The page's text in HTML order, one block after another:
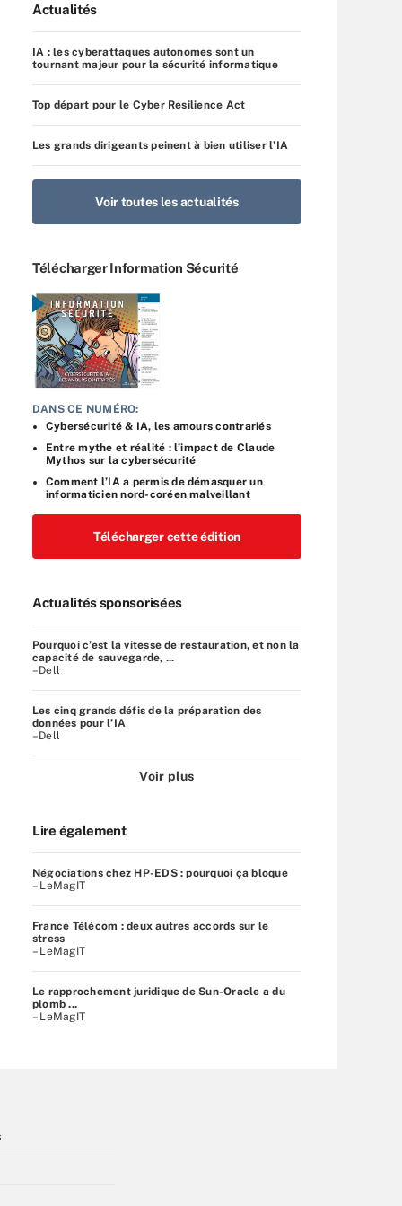
Actualités
IA : les cyberattaques autonomes sont un
tournant majeur pour la sécurité informatique
Top départ pour le Cyber Resilience Act
Les grands dirigeants peinent à bien utiliser l’IA
Voir toutes les actualités
Télécharger Information Sécurité
DANS CE NUMÉRO:
Cybersécurité & IA, les amours contrariés
Entre mythe et réalité : l’impact de Claude
Mythos sur la cybersécurité
Comment l’IA a permis de démasquer un
informaticien nord-coréen malveillant
Télécharger cette édition
Actualités sponsorisées
Pourquoi c’est la vitesse de restauration, et non la
capacité de sauvegarde, ...
–Dell
Les cinq grands défis de la préparation des
données pour l’IA
–Dell
Voir plus
Lire également
Négociations chez HP-EDS : pourquoi ça bloque
– LeMagIT
France Télécom : deux autres accords sur le
stress
– LeMagIT
Le rapprochement juridique de Sun-Oracle a du
plomb ...
– LeMagIT